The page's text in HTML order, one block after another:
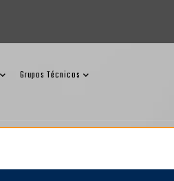
Grupos Técnicos